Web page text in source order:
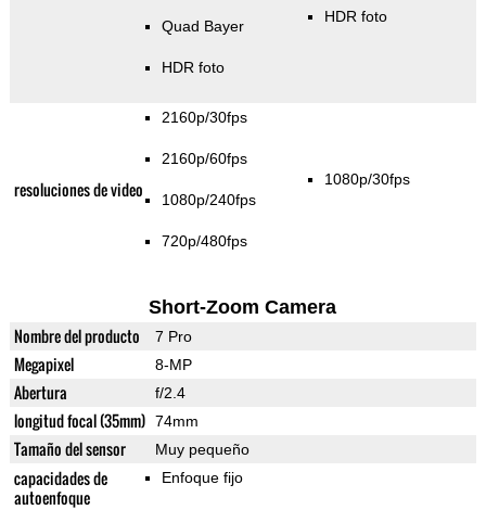
Quad Bayer
HDR foto
HDR foto
resoluciones de video
2160p/30fps
2160p/60fps
1080p/240fps
720p/480fps
1080p/30fps
Short-Zoom Camera
Nombre del producto 7 Pro
Megapixel 8-MP
Abertura f/2.4
longitud focal (35mm) 74mm
Tamaño del sensor Muy pequeño
capacidades de
autoenfoque
Enfoque fijo